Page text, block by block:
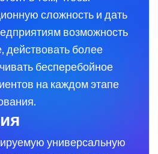
сложность и дать
возможность
действовать более
бесперебойное
на каждом этапе
универсальную